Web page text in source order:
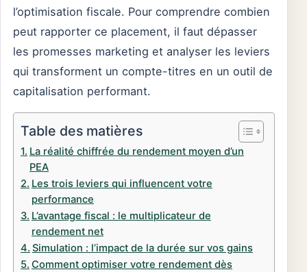
l’optimisation fiscale. Pour comprendre combien
peut rapporter ce placement, il faut dépasser
les promesses marketing et analyser les leviers
qui transforment un compte-titres en un outil de
capitalisation performant.
Table des matières
La réalité chiffrée du rendement moyen d’un
PEA
Les trois leviers qui influencent votre
performance
L’avantage fiscal : le multiplicateur de
rendement net
Simulation : l’impact de la durée sur vos gains
Comment optimiser votre rendement dès